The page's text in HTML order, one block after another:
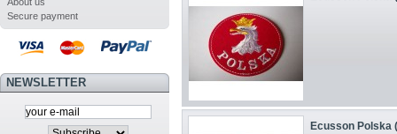
Secure payment
NEWSLETTER
Ecusson Polska